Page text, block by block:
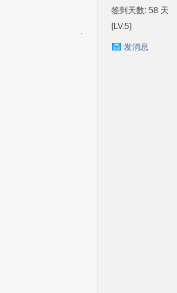
签到天数: 58 天
[LV.5]
发消息